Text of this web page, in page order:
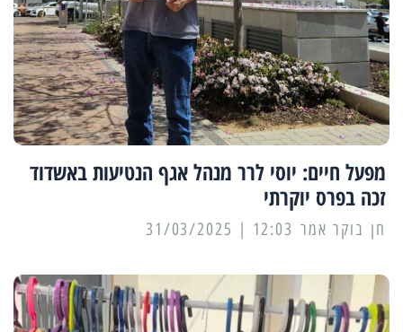
מפעל חיים: יוסי לרר מנהל אגף הנטיעות באשדוד
זכה בפרס יוקרתי
12:03 | 31/03/2025